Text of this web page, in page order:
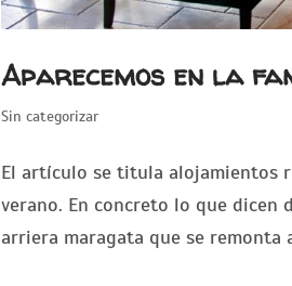
Aparecemos en la
Sin categorizar
El artículo se titula alojamientos
verano. En concreto lo que dicen
arriera maragata que se remonta